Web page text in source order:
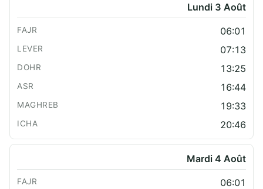
Lundi 3 Août
06:01
07:13
13:25
16:44
19:33
20:46
Mardi 4 Août
06:01